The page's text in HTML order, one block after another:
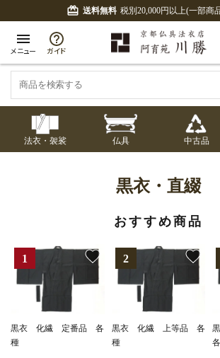
card_giftcard 送料無料 税別20,000円以上(一部商
menu
メニュー ガイド
七条袈裟
色衣・裳附
黒衣・直綴
法衣・袈裟
修多羅
色衣・
黒衣・直綴 布袍・
白衣・色服
草履・
ふくさ
収納
記念品・おつかいも
書籍
仏具
宮殿・
卓類・常香盤・礼盤 天蓋・
灯明具・灯明準備用
金香炉
土香炉・香炉台・香
盒
きん・きん台・鳴物 ご法要
中古品
アウト
黒衣・直綴
おすすめ商品
黒衣 化繊 定番品 各
種
favorite
黒衣 化繊 上等品 各
種
favorite